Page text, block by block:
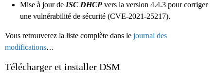
Mise à jour de ISC DHCP vers la version 4.4.3 pour corriger
une vulnérabilité de sécurité (CVE-2021-25217).
Vous retrouverez la liste complète dans le journal des
modifications…
Télécharger et installer DSM